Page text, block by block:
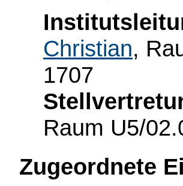
Christian,
1707
Raum U5/
Zugeordnete